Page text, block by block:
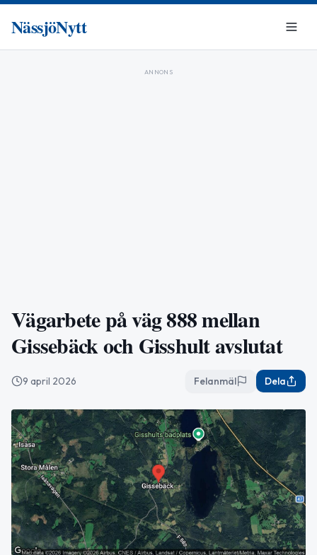
NässjöNytt
ANNONS
Vägarbete på väg 888 mellan
Gissebäck och Gisshult avslutat
9 april 2026 Felanmäl Dela